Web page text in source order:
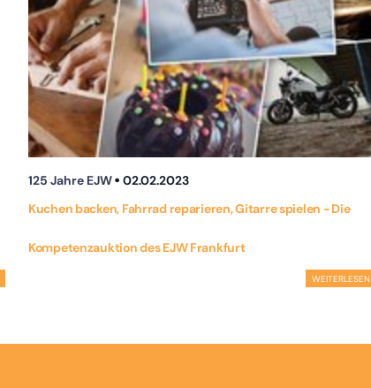
125 Jahre EJW
02.02.2023
Kuchen backen, Fahrrad reparieren, Gitarre spielen - Die
Kompetenzauktion des EJW Frankfurt
WEITERLESEN